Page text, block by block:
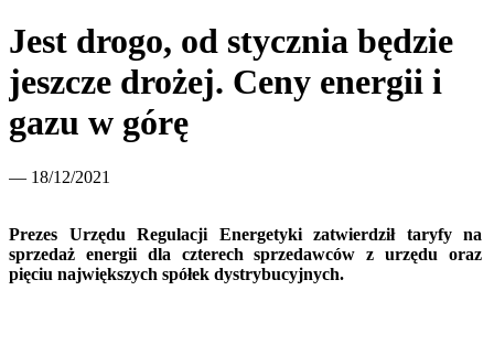
Jest drogo, od stycznia będzie
jeszcze drożej. Ceny energii i
gazu w górę
— 18/12/2021
Prezes Urzędu Regulacji Energetyki zatwierdził taryfy na
sprzedaż energii dla czterech sprzedawców z urzędu oraz
pięciu największych spółek dystrybucyjnych.